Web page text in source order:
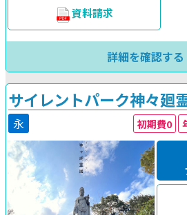
資料請求
詳細を確認する
サイレントパーク神々廻
永
初期費0